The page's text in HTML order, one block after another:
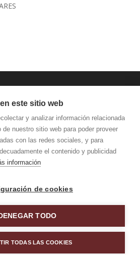
20200 GIPUZKOA TFNO: 943 88
21 49
este sitio web
y analizar información relacionada
nuestro sitio web para poder proveer
con las redes sociales, y para
el contenido y publicidad
información
de cookies
DENEGAR TODO
TODAS LAS COOKIES